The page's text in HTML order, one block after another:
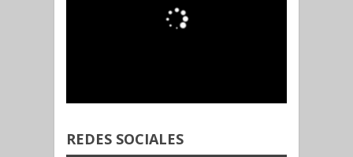
REDES SOCIALES